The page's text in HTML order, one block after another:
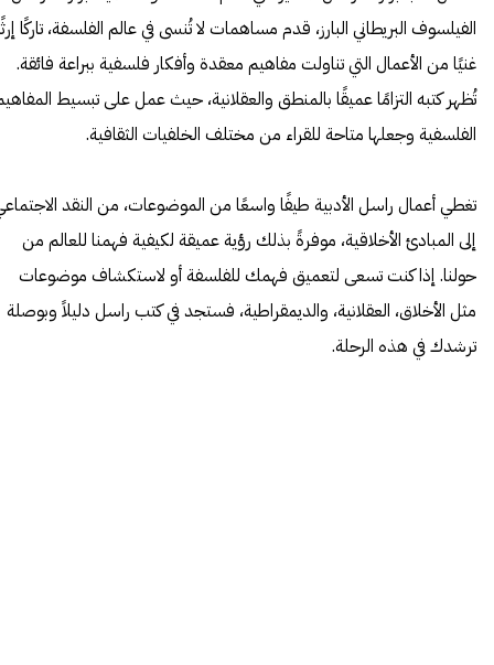
الفيلسوف البريطاني البارز، قدم مساهمات لا تُنسى في عالم الفلسفة، تاركًا
غنيًا من الأعمال التي تناولت مفاهيم معقدة وأفكار فلسفية ببراعة فائقة.
تُظهر كتبه التزامًا عميقًا بالمنطق والعقلانية، حيث عمل على تبسيط
الفلسفية وجعلها متاحة للقراء من مختلف الخلفيات الثقافية.
تغطي أعمال راسل الأدبية طيفًا واسعًا من الموضوعات، من النقد
إلى المبادئ الأخلاقية، موفرةً بذلك رؤية عميقة لكيفية فهمنا للعالم من
حولنا. إذا كنت تسعى لتعميق فهمك للفلسفة أو لاستكشاف موضوعات
مثل الأخلاق، العقلانية، والديمقراطية، فستجد في كتب راسل دليلاً وبوصلة
ترشدك في هذه الرحلة.